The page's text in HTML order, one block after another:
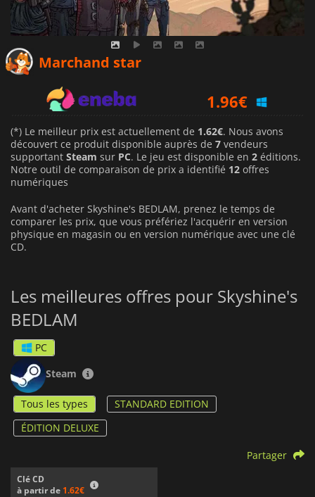
Marchand star
1.96€
1.63€
(*) Le meilleur prix est actuellement de 1.62€. Nous avons
découvert ce produit disponible auprès de 7 vendeurs
supportant Steam sur PC. Le jeu est disponible en 2 éditions.
Notre outil de comparaison de prix a identifié 12 offres
numériques
Avant d'acheter Skyshine's BEDLAM, prenez le temps de
comparer les prix, que vous préfériez l'acquérir en version
physique en magasin ou en version numérique avec une clé
CD.
Les meilleures offres pour Skyshine's
BEDLAM
PC
Steam
Tous les types
STANDARD EDITION
ÉDITION DELUXE
Clé CD
à partir de 1.62€
Partager